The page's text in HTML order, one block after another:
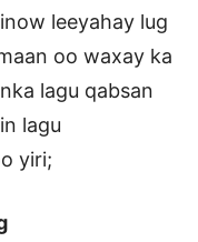
leeyahay lug
oo waxay ka
lagu qabsan
lagu
yiri;